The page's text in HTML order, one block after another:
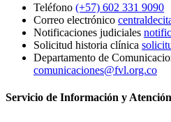
Teléfono (+57) 602 331 9090
Correo electrónico
Notificaciones judiciales
Solicitud historia clínica
Departamento de
comunicaciones@fvl.org.co
Servicio de Información y